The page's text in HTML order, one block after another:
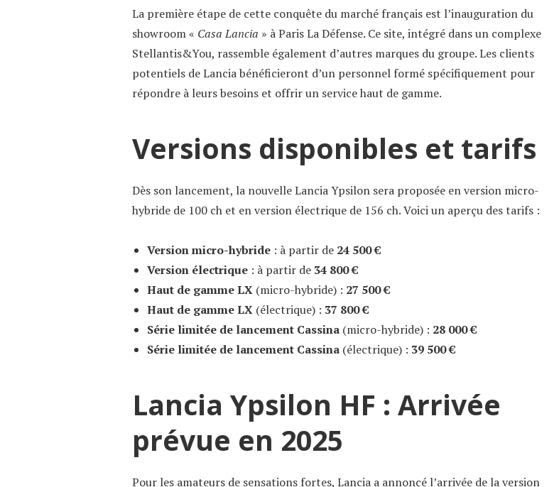
La première étape de cette conquête du marché français est l’inauguration du
showroom « Casa Lancia » à Paris La Défense. Ce site, intégré dans un complexe
Stellantis&You, rassemble également d’autres marques du groupe. Les clients
potentiels de Lancia bénéficieront d’un personnel formé spécifiquement pour
répondre à leurs besoins et offrir un service haut de gamme.
Versions disponibles et tarifs
Dès son lancement, la nouvelle Lancia Ypsilon sera proposée en version micro-
hybride de 100 ch et en version électrique de 156 ch. Voici un aperçu des tarifs :
Version micro-hybride: à partir de 24 500 €
Version électrique: à partir de 34 800 €
Haut de gamme LX(micro-hybride) : 27 500 €
Haut de gamme LX(électrique) : 37 800 €
Série limitée de lancement Cassina(micro-hybride) : 28 000 €
Série limitée de lancement Cassina(électrique) : 39 500 €
Lancia Ypsilon HF : Arrivée
prévue en 2025
Pour les amateurs de sensations fortes, Lancia a annoncé l’arrivée de la version